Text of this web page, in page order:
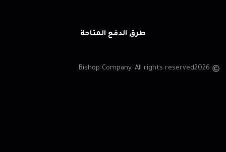
طرق الدفع المتاحة
2026
Bishop Company. All rights reserved.